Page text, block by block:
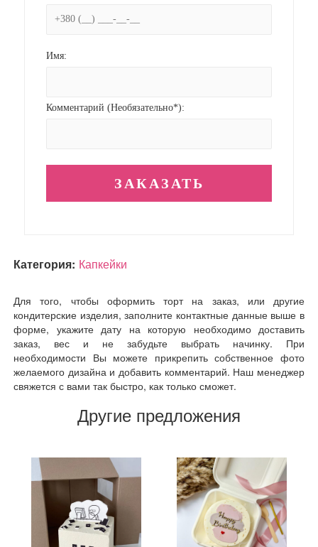
Имя:
Комментарий (Необязательно*):
Категория: Капкейки
Для того, чтобы оформить торт на заказ, или другие
кондитерские изделия, заполните контактные данные выше в
форме, укажите дату на которую необходимо доставить
заказ, вес и не забудьте выбрать начинку. При
необходимости Вы можете прикрепить собственное фото
желаемого дизайна и добавить комментарий. Наш менеджер
свяжется с вами так быстро, как только сможет.
Другие предложения